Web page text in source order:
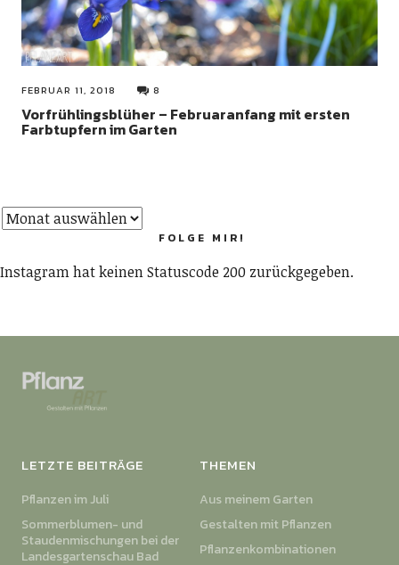
FEBRUAR 11, 2018 8
Vorfrühlingsblüher – Februaranfang mit ersten
Farbtupfern im Garten
Instagram hat keinen Statuscode 200 zurückgegeben.
FOLGE MIR!
LETZTE BEITRÄGE
Pflanzen im Juli
Sommerblumen- und
Staudenmischungen bei der
Landesgartenschau Bad
THEMEN
Aus meinem Garten
Gestalten mit Pflanzen
Pflanzenkombinationen